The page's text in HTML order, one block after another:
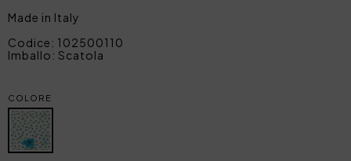
Made in Italy
Codice: 102500110
Imballo: Scatola
COLORE